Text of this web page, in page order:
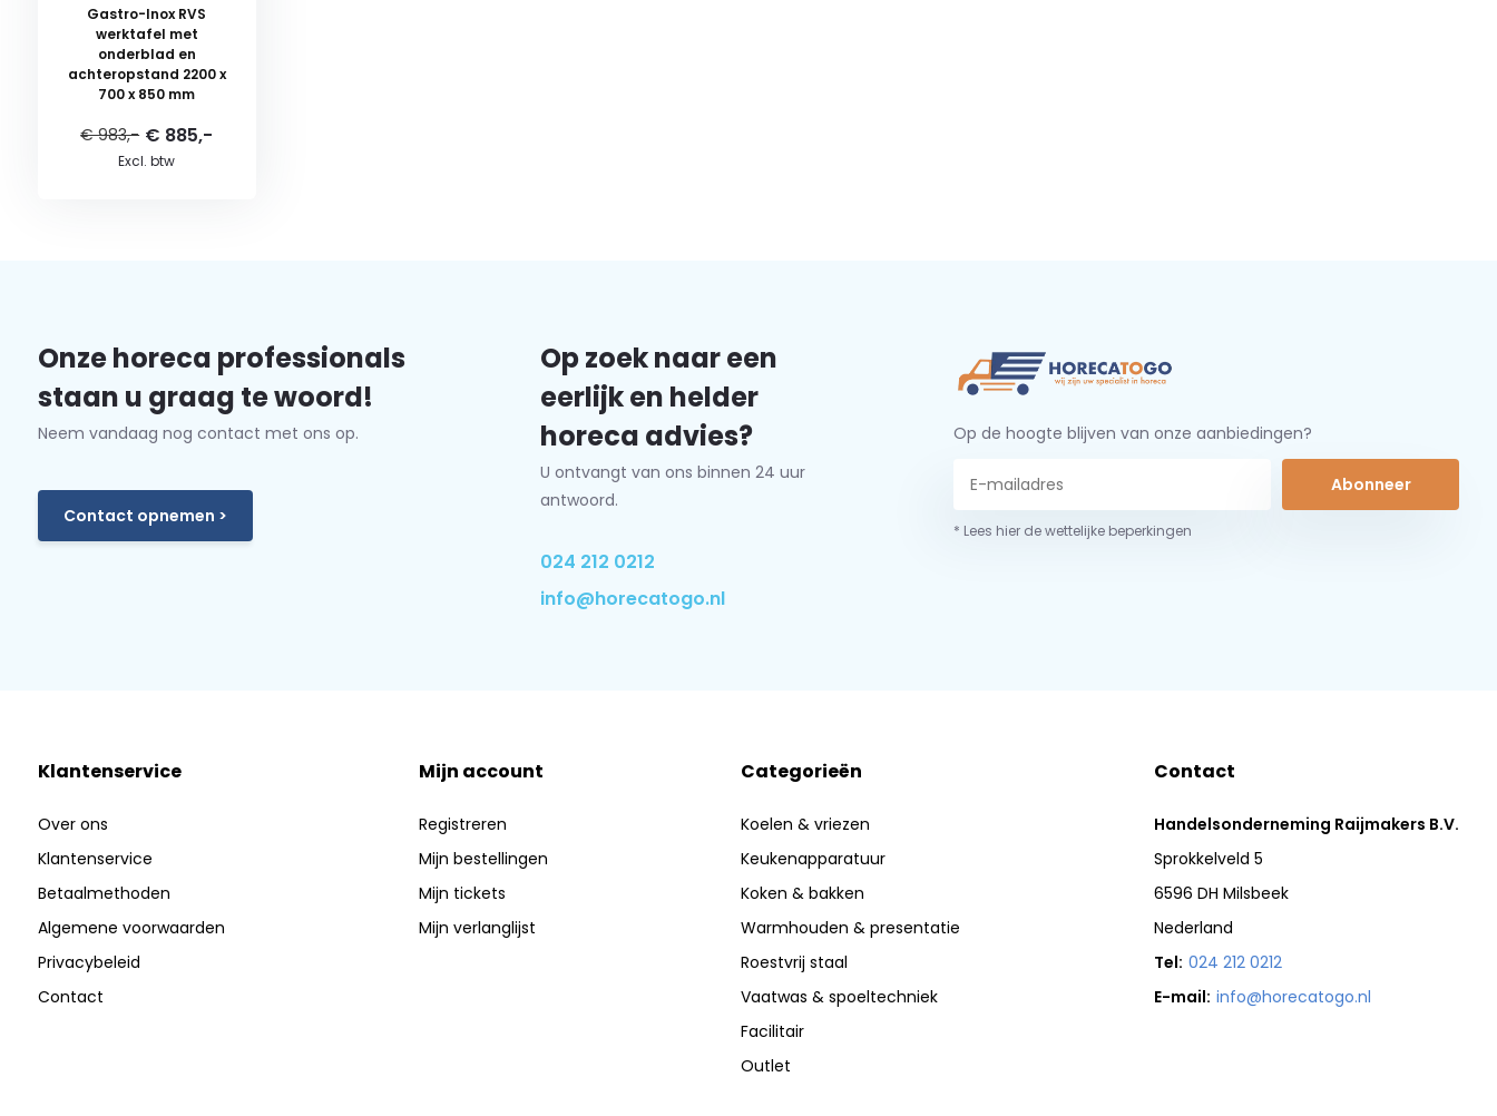
Gastro-Inox RVS
werktafel met
onderblad en
achteropstand 2200 x
700 x 850 mm
€ 983,- € 885,-
Excl. btw
Onze horeca professionals
staan u graag te woord!
Neem vandaag nog contact met ons op.
Contact opnemen >
Op zoek naar een
eerlijk en helder
horeca advies?
U ontvangt van ons binnen 24 uur
antwoord.
024 212 0212
info@horecatogo.nl
Op de hoogte blijven van onze aanbiedingen?
Abonneer
* Lees hier de wettelijke beperkingen
Klantenservice
Over ons
Klantenservice
Betaalmethoden
Algemene voorwaarden
Privacybeleid
Contact
Mijn account
Registreren
Mijn bestellingen
Mijn tickets
Mijn verlanglijst
Categorieën
Koelen & vriezen
Keukenapparatuur
Koken & bakken
Warmhouden & presentatie
Roestvrij staal
Vaatwas & spoeltechniek
Facilitair
Outlet
Contact
Handelsonderneming Raijmakers B.V.
Sprokkelveld 5
6596 DH Milsbeek
Nederland
Tel: 024 212 0212
E-mail: info@horecatogo.nl